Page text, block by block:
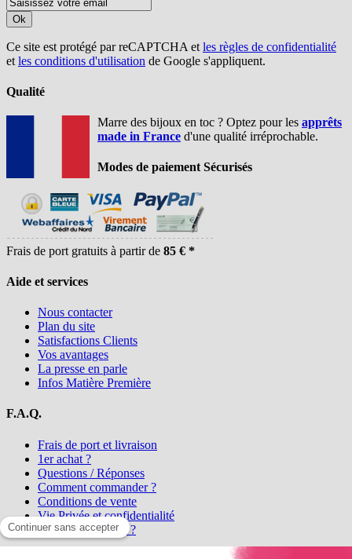
Ok
Ce site est protégé par reCAPTCHA et les règles de confidentialité
et les conditions d'utilisation de Google s'appliquent.
Qualité
Marre des bijoux en toc ? Optez pour les apprêts
made in France d'une qualité irréprochable.
Modes de paiement Sécurisés
Frais de port gratuits à partir de 85 € *
Aide et services
Nous contacter
Plan du site
Satisfactions Clients
Vos avantages
La presse en parle
Infos Matière Première
F.A.Q.
Frais de port et livraison
1er achat ?
Questions / Réponses
Comment commander ?
Conditions de vente
Vie Privée et confidentialité
Qui sommes-nous ?